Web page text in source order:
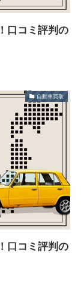
口コミ評判の
自動車買取
口コミ評判の